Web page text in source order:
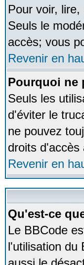
Pour voir,
Seuls le
accès; vous
Revenir en
Pourquoi ne
Seuls les
d'éviter le
ne pouvez
droits d'accès
Revenir en
Qu'est-ce
Le BBCode
l'utilisation du